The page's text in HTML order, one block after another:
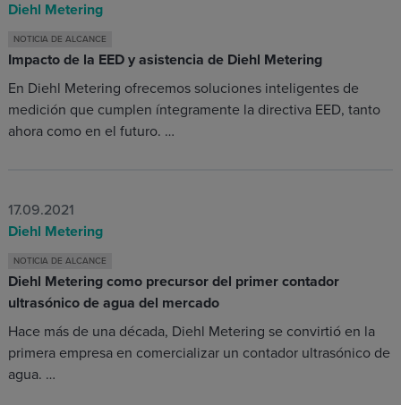
Diehl Metering
NOTICIA DE ALCANCE
Impacto de la EED y asistencia de Diehl Metering
En Diehl Metering ofrecemos soluciones inteligentes de
medición que cumplen íntegramente la directiva EED, tanto
ahora como en el futuro. …
17.09.2021
Diehl Metering
NOTICIA DE ALCANCE
Diehl Metering como precursor del primer contador
ultrasónico de agua del mercado
Hace más de una década, Diehl Metering se convirtió en la
primera empresa en comercializar un contador ultrasónico de
agua. …